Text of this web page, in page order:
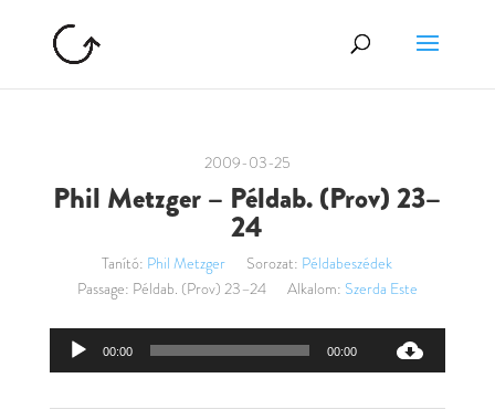
2009-03-25
Phil Metzger – Példab. (Prov) 23–
24
Tanító: Phil Metzger Sorozat: Példabeszédek
Passage: Példab. (Prov) 23–24 Alkalom: Szerda Este
Audió
00:00 00:00